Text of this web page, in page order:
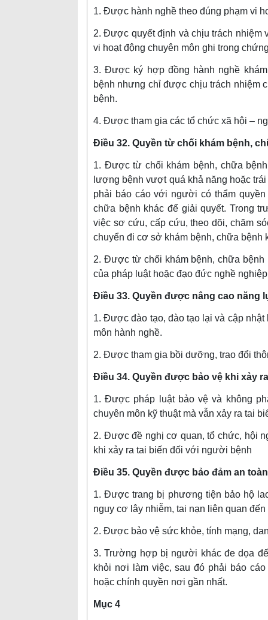
1. Được hành nghề theo đúng phạm vi
2. Được quyết định và chịu trách nhiệm
vi hoạt động chuyên môn ghi trong
3. Được ký hợp đồng hành nghề
bệnh nhưng chỉ được chịu trách nhiệm
bệnh.
4. Được tham gia các tổ chức xã hội –
Điều 32. Quyền từ chối khám bệnh,
1. Được từ chối khám bệnh, chữa
lượng bệnh vượt quá khả năng hoặc
phải báo cáo với người có thẩm
chữa bệnh khác để giải quyết. Trong
việc sơ cứu, cấp cứu, theo dõi, chăm
chuyển đi cơ sở khám bệnh, chữa bệnh
2. Được từ chối khám bệnh, chữa
của pháp luật hoặc đạo đức nghề
Điều 33. Quyền được nâng cao năng
1. Được đào tạo, đào tạo lại và cập
môn hành nghề.
2. Được tham gia bồi dưỡng, trao đổi
Điều 34. Quyền được bảo vệ khi xảy
1. Được pháp luật bảo vệ và không
chuyên môn kỹ thuật mà vẫn xảy ra tai
2. Được đề nghị cơ quan, tổ chức, hội
khi xảy ra tai biến đối với người bệnh
Điều 35. Quyền được bảo đảm an
1. Được trang bị phương tiện bảo hộ
nguy cơ lây nhiễm, tai nạn liên quan
2. Được bảo vệ sức khỏe, tính mạng,
3. Trường hợp bị người khác đe dọa
khỏi nơi làm việc, sau đó phải báo
hoặc chính quyền nơi gần nhất.
Mục 4